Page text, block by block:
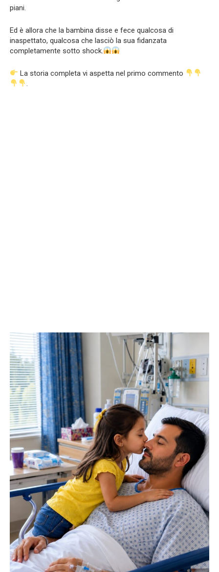
piani.
Ed è allora che la bambina disse e fece qualcosa di
inaspettato, qualcosa che lasciò la sua fidanzata
completamente sotto shock.
La storia completa vi aspetta nel primo commento